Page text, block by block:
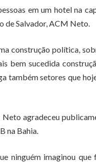
em um hotel na
de Salvador, ACM Neto.
construção política,
bem sucedida
também setores que
agradeceu
na Bahia.
ninguém imaginou